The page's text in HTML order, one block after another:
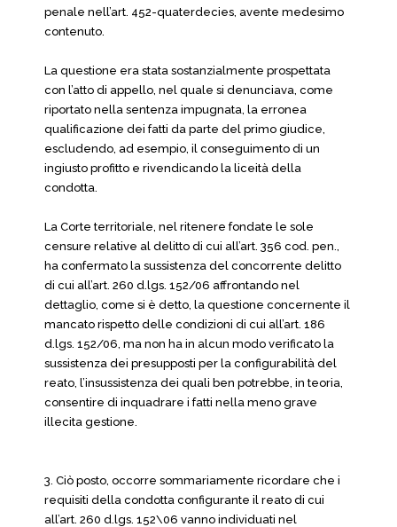
penale nell’art. 452-quaterdecies, avente medesimo
contenuto.
La questione era stata sostanzialmente prospettata
con l’atto di appello, nel quale si denunciava, come
riportato nella sentenza impugnata, la erronea
qualificazione dei fatti da parte del primo giudice,
escludendo, ad esempio, il conseguimento di un
ingiusto profitto e rivendicando la liceità della
condotta.
La Corte territoriale, nel ritenere fondate le sole
censure relative al delitto di cui all’art. 356 cod. pen.,
ha confermato la sussistenza del concorrente delitto
di cui all’art. 260 d.lgs. 152/06 affrontando nel
dettaglio, come si è detto, la questione concernente il
mancato rispetto delle condizioni di cui all’art. 186
d.lgs. 152/06, ma non ha in alcun modo verificato la
sussistenza dei presupposti per la configurabilità del
reato, l’insussistenza dei quali ben potrebbe, in teoria,
consentire di inquadrare i fatti nella meno grave
illecita gestione.
3. Ciò posto, occorre sommariamente ricordare che i
requisiti della condotta configurante il reato di cui
all’art. 260 d.lgs. 152\06 vanno individuati nel